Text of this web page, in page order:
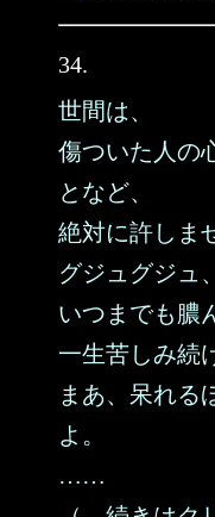
34.
世間は、
傷ついた人の
となど、
絶対に許しま
グジュグジュ
いつまでも膿
一生苦しみ続
まあ、呆れる
よ。
……